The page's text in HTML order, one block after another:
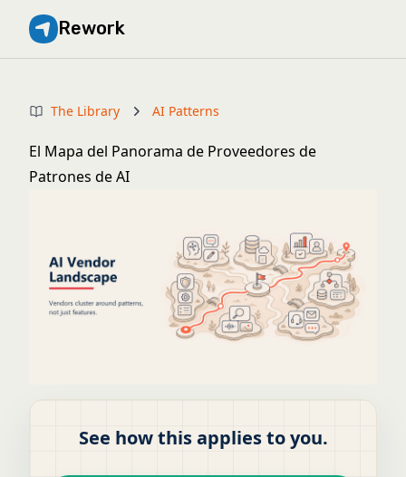
Rework
The Library AI Patterns
El Mapa del Panorama de Proveedores de
Patrones de AI
See how this applies to you.